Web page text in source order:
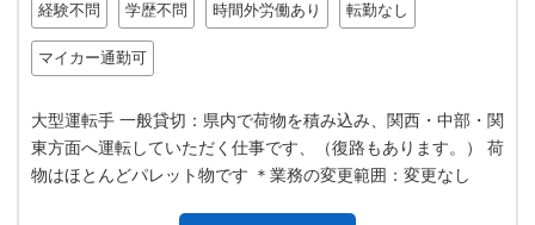
経験不問 学歴不問 時間外労働あり 転勤なし
マイカー通勤可
大型運転手 一般貸切：県内で荷物を積み込み、関西・中部・関
東方面へ運転していただく仕事です、（復路もあります。） 荷
物はほとんどパレット物です ＊業務の変更範囲：変更なし